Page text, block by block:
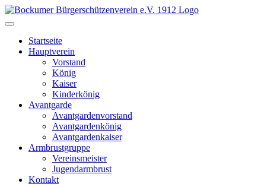
Direkt
zum
Startseite
Hauptverein
Vorstand
König
Kaiser
Kinderkönig
Avantgarde
Avantgardenvorstand
Avantgardenkönig
Avantgardenkaiser
Armbrustgruppe
Vereinsmeister
Jugendarmbrust
Kontakt